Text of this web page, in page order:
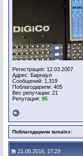
Регистрация: 12.03.2007
Адрес: Барнаул
Сообщений: 1,319
Поблагодарили: 405
Вес репутации: 21
Репутация: 95
Поблагодарили tamalex:
21.05.2016, 17:29